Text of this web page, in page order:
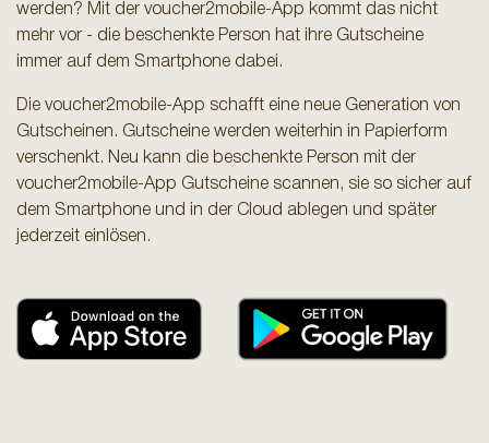
werden? Mit der voucher2mobile-App kommt das nicht
mehr vor - die beschenkte Person hat ihre Gutscheine
immer auf dem Smartphone dabei.
Die voucher2mobile-App schafft eine neue Generation von
Gutscheinen. Gutscheine werden weiterhin in Papierform
verschenkt. Neu kann die beschenkte Person mit der
voucher2mobile-App Gutscheine scannen, sie so sicher auf
dem Smartphone und in der Cloud ablegen und später
jederzeit einlösen.